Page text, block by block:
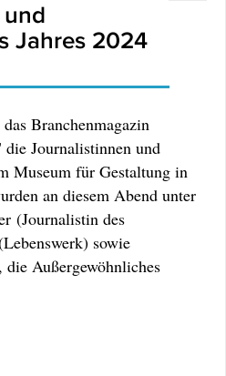
Jahres 2024
Branchenmagazin
Journalistinnen und
Museum für Gestaltung in
an diesem Abend unter
(Journalistin des
sowie
Außergewöhnliches